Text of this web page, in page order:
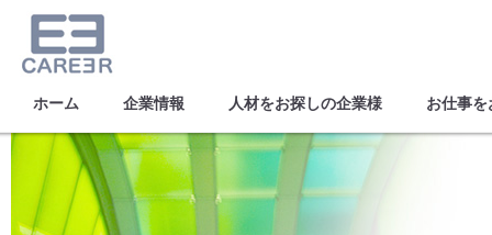
ホーム 企業情報 人材をお探しの企業様 お仕事